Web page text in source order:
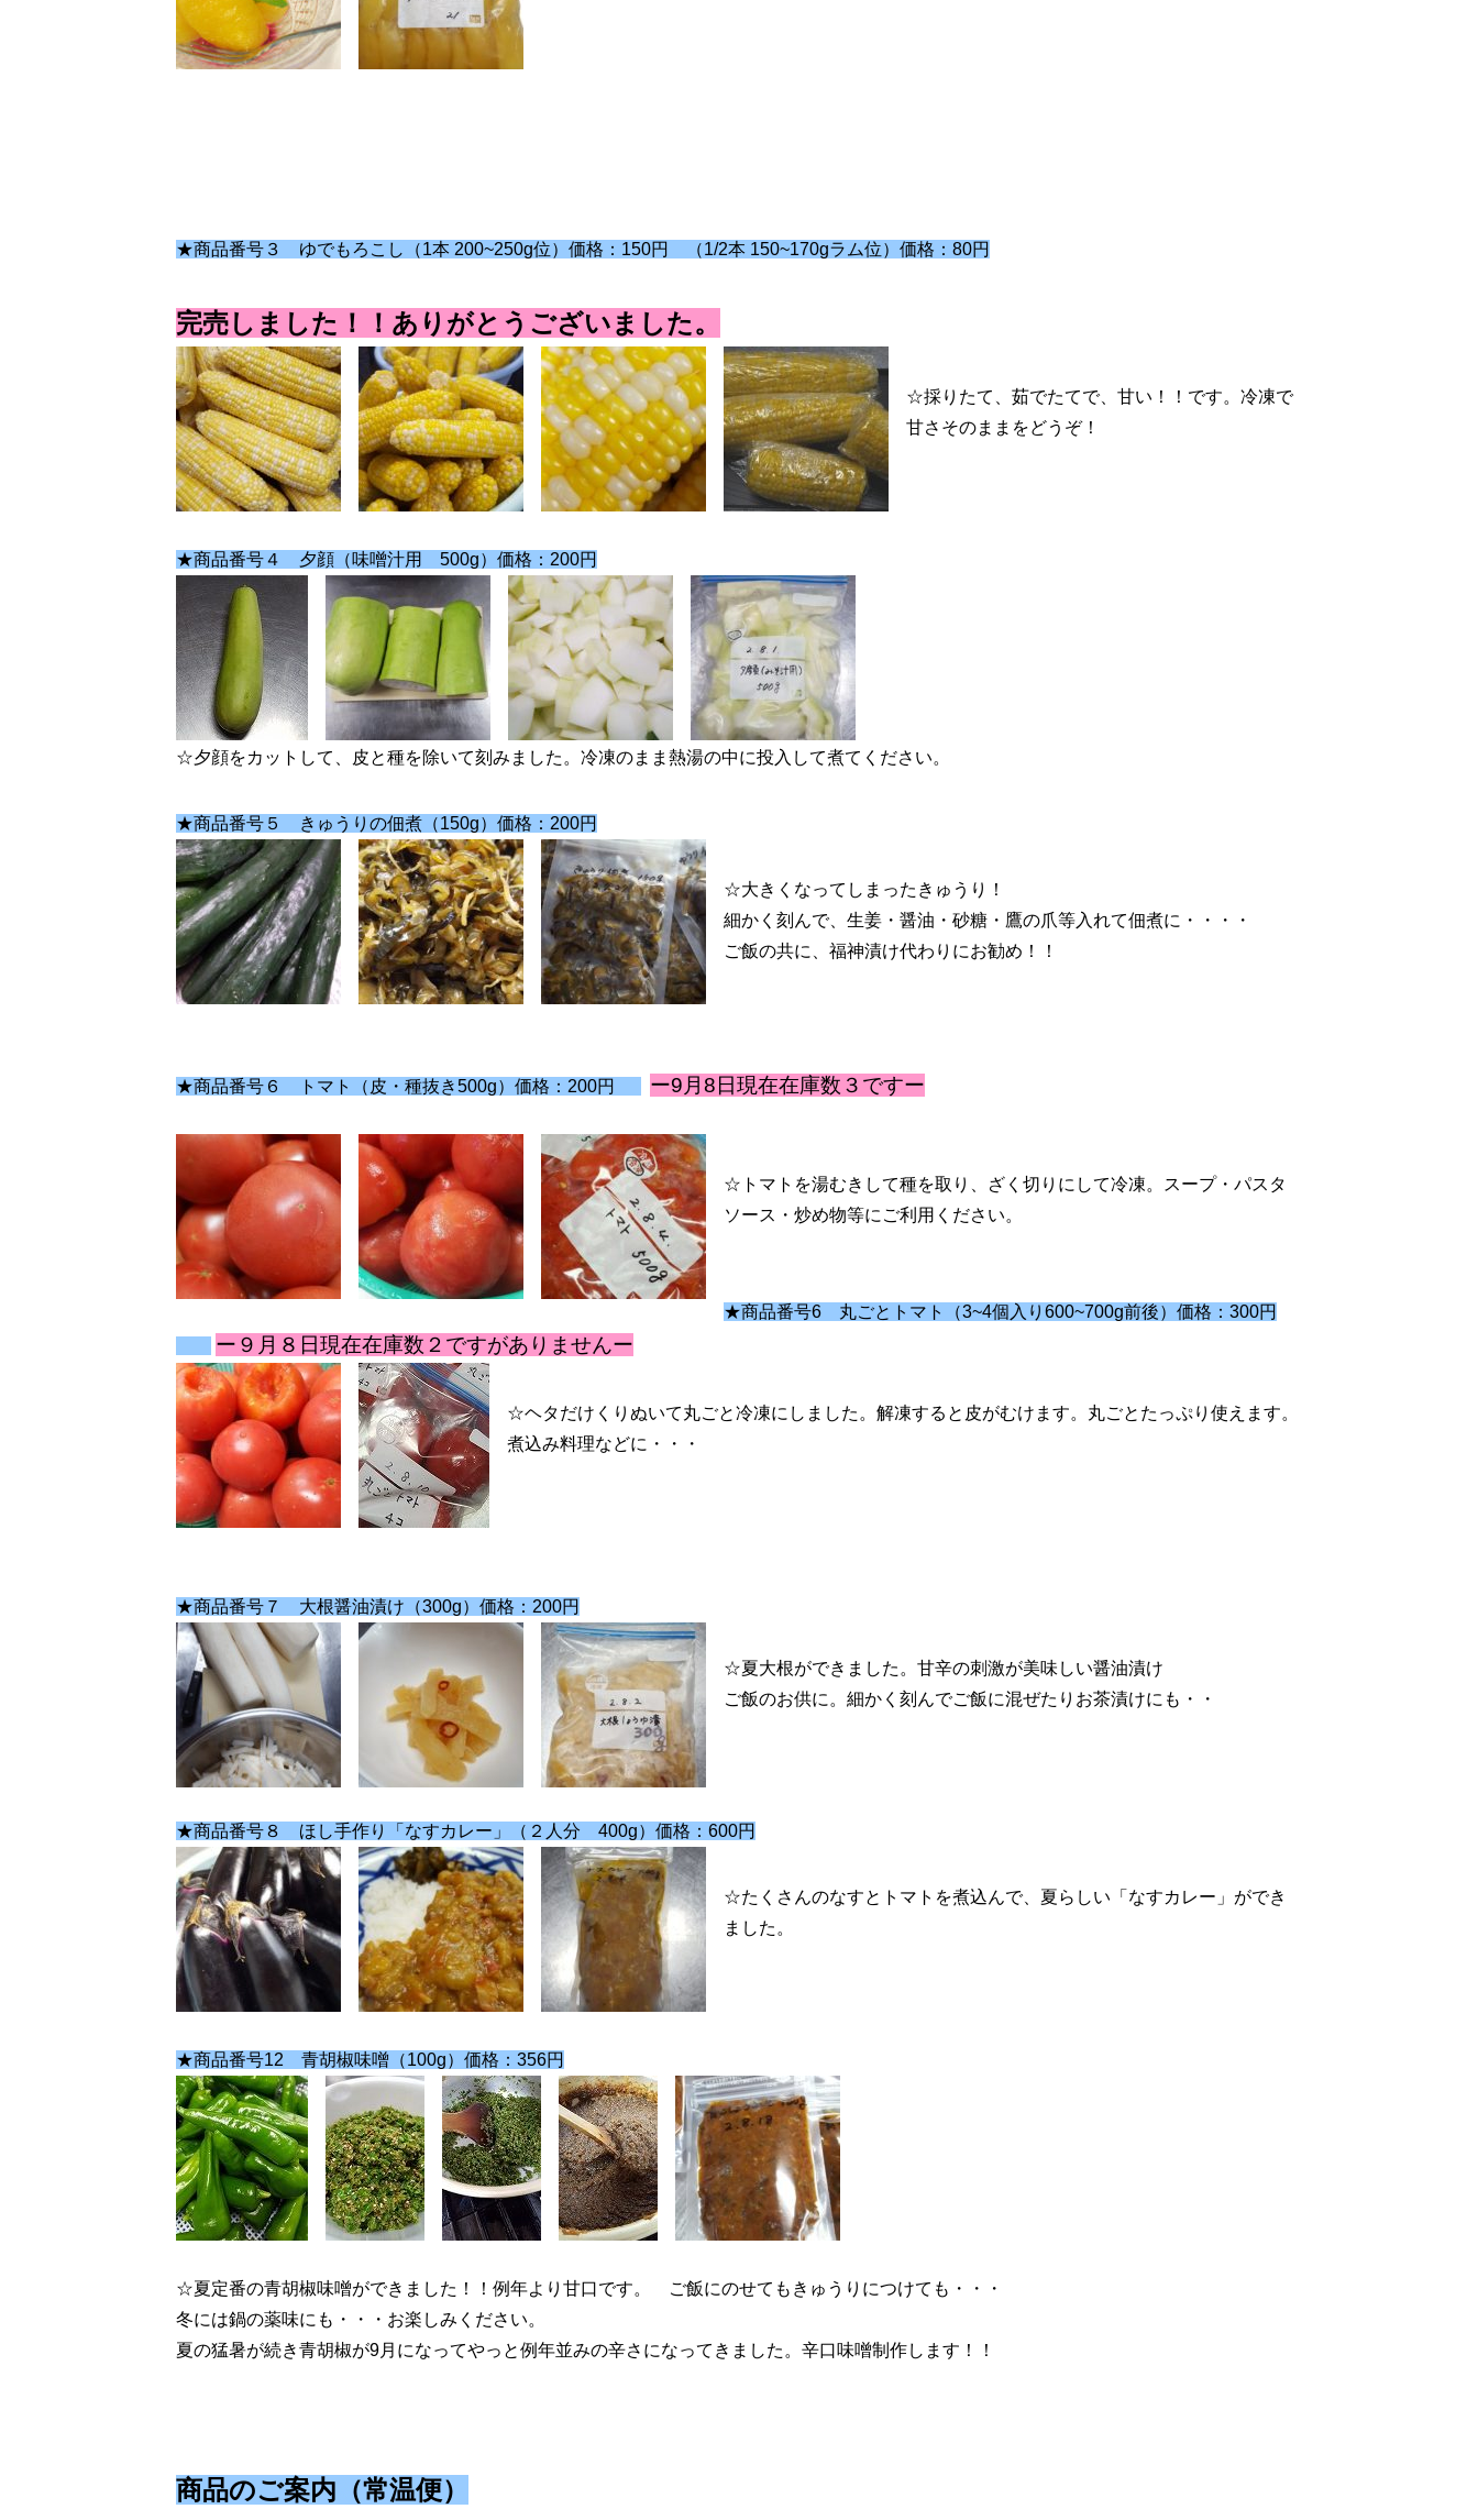
★商品番号３ ゆでもろこし（1本 200~250g位）価格：150円 （1/2本 150~170gラム位）価格：80円
完売しました！！ありがとうございました。
☆採りたて、茹でたてで、甘い！！です。冷凍で
甘さそのままをどうぞ！
★商品番号４ 夕顔（味噌汁用 500g）価格：200円
☆夕顔をカットして、皮と種を除いて刻みました。冷凍のまま熱湯の中に投入して煮てください。
★商品番号５ きゅうりの佃煮（150g）価格：200円
☆大きくなってしまったきゅうり！
細かく刻んで、生姜・醤油・砂糖・鷹の爪等入れて佃煮に・・・・
ご飯の共に、福神漬け代わりにお勧め！！
★商品番号６ トマト（皮・種抜き500g）価格：200円 ー9月8日現在在庫数３ですー
☆トマトを湯むきして種を取り、ざく切りにして冷凍。スープ・パスタ
ソース・炒め物等にご利用ください。
★商品番号6 丸ごとトマト（3~4個入り600~700g前後）価格：300円
ー９月８日現在在庫数２ですがありませんー
☆ヘタだけくりぬいて丸ごと冷凍にしました。解凍すると皮がむけます。丸ごとたっぷり使えます。
煮込み料理などに・・・
★商品番号７ 大根醤油漬け（300g）価格：200円
☆夏大根ができました。甘辛の刺激が美味しい醤油漬け
ご飯のお供に。細かく刻んでご飯に混ぜたりお茶漬けにも・・
★商品番号８ ほし手作り「なすカレー」（２人分 400g）価格：600円
☆たくさんのなすとトマトを煮込んで、夏らしい「なすカレー」ができ
ました。
★商品番号12 青胡椒味噌（100g）価格：356円
☆夏定番の青胡椒味噌ができました！！例年より甘口です。 ご飯にのせてもきゅうりにつけても・・・
冬には鍋の薬味にも・・・お楽しみください。
夏の猛暑が続き青胡椒が9月になってやっと例年並みの辛さになってきました。辛口味噌制作します！！
商品のご案内（常温便）